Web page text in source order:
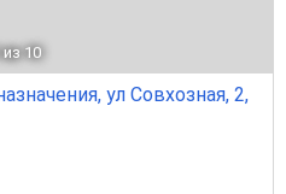
из 10
ул Совхозная, 2,